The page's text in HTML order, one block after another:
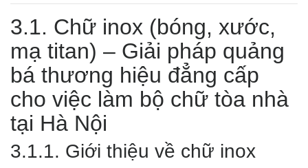
3.1. Chữ inox (bóng, xước,
mạ titan) – Giải pháp quảng
bá thương hiệu đẳng cấp
cho việc làm bộ chữ tòa nhà
tại Hà Nội
3.1.1. Giới thiệu về chữ inox